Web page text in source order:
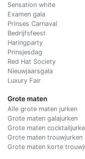
Sensation white
Examen gala
Prinses Carnaval
Bedrijfsfeest
Haringparty
Prinsjesdag
Red Hat Society
Nieuwjaarsgala
Luxury Fair
Grote maten
Alle grote maten jurken
Grote maten galajurken
Grote maten
Grote maten trouwjurken
Grote maten korte